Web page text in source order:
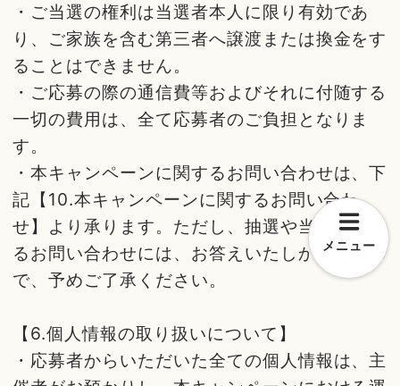
・ご当選の権利は当選者本人に限り有効であ
り、ご家族を含む第三者へ譲渡または換金をす
ることはできません。
・ご応募の際の通信費等およびそれに付随する
一切の費用は、全て応募者のご負担となりま
す。
・本キャンペーンに関するお問い合わせは、下
記【10.本キャンペーンに関するお問い合わ
せ】より承ります。ただし、抽選や当選に関す
るお問い合わせには、お答えいたしかねますの
で、予めご了承ください。
【6.個人情報の取り扱いについて】
・応募者からいただいた全ての個人情報は、主
メニュー